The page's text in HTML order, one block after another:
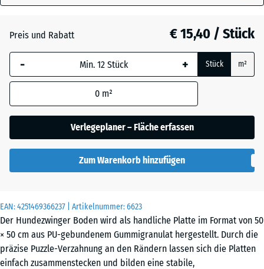
EAN:4251469366237 | Artikelnummer:6623
Der Hundezwinger Boden wird als handliche Platte im Format von 50
× 50 cm aus PU-gebundenem Gummigranulat hergestellt. Durch die
präzise Puzzle-Verzahnung an den Rändern lassen sich die Platten
einfach zusammenstecken und bilden eine stabile,
+ € 0,50
Die gewählte, blau
umrandete
Abmessung wird
Produktdaten nicht
anders angegeben)
für die
Bedarfsberechnung
x
50
x 4
cm
|
Preis und Rabatt € 15,40 / Stück
- + Stück m²
0 m²
Verlegeplaner – Fläche erfassen
Zum Warenkorb hinzufügen